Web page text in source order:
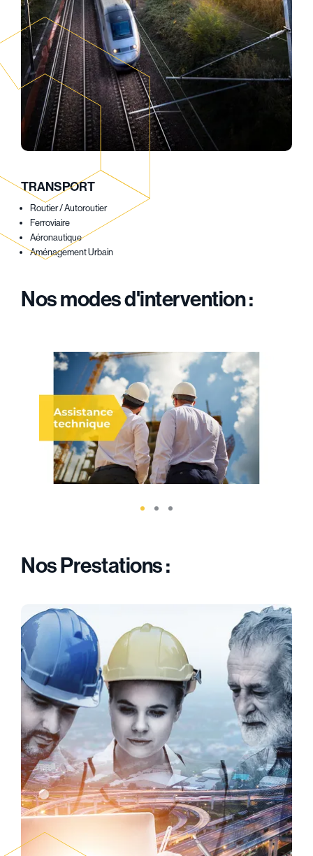
TRANSPORT
Routier / Autoroutier
Ferroviaire
Aéronautique
Aménagement Urbain
Nos modes d'intervention :
Nos Prestations :